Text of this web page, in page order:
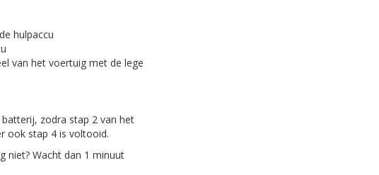
hulpaccu
van het voertuig met de lege
zodra stap 2 van het
ook stap 4 is voltooid.
niet? Wacht dan 1 minuut